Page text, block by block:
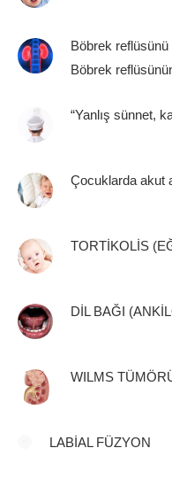
Böbrek
Böbrek
“Yanlış sünnet,
Çocuklarda akut
TORTİKOLİS
DİL BAĞI
WILMS
LABİAL FÜZYON